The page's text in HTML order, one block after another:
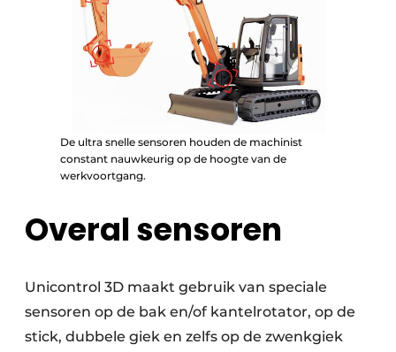
De ultra snelle sensoren houden de machinist
constant nauwkeurig op de hoogte van de
werkvoortgang.
Overal sensoren
Unicontrol 3D maakt gebruik van speciale
sensoren op de bak en/of kantelrotator, op de
stick, dubbele giek en zelfs op de zwenkgiek